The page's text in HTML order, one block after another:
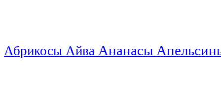
Абрикосы Айва Ананасы